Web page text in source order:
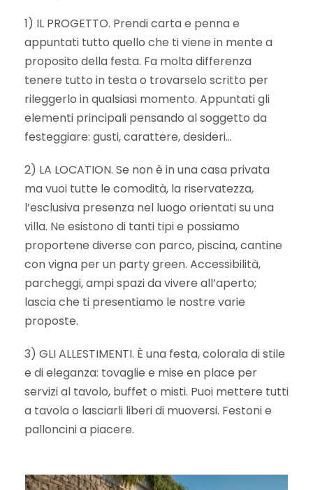
1) IL PROGETTO. Prendi carta e penna e
appuntati tutto quello che ti viene in mente a
proposito della festa. Fa molta differenza
tenere tutto in testa o trovarselo scritto per
rileggerlo in qualsiasi momento. Appuntati gli
elementi principali pensando al soggetto da
festeggiare: gusti, carattere, desideri…
2) LA LOCATION. Se non è in una casa privata
ma vuoi tutte le comodità, la riservatezza,
l’esclusiva presenza nel luogo orientati su una
villa. Ne esistono di tanti tipi e possiamo
proportene diverse con parco, piscina, cantine
con vigna per un party green. Accessibilità,
parcheggi, ampi spazi da vivere all’aperto;
lascia che ti presentiamo le nostre varie
proposte.
3) GLI ALLESTIMENTI. È una festa, colorala di stile
e di eleganza: tovaglie e mise en place per
servizi al tavolo, buffet o misti. Puoi mettere tutti
a tavola o lasciarli liberi di muoversi. Festoni e
palloncini a piacere.